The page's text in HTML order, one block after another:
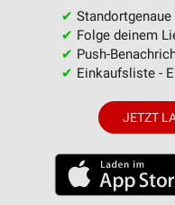
✔
✔ Folge deinem
✔ Push-
✔ Einkaufsliste -
JETZT